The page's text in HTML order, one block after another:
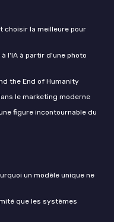
choisir la meilleure pour
l'IA à partir d'une photo
the End of Humanity
le marketing moderne
figure incontournable du
un modèle unique ne
que les systèmes